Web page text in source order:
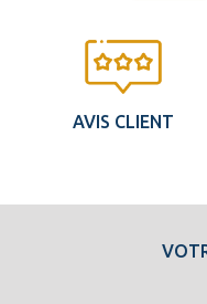
AVIS CLIENT